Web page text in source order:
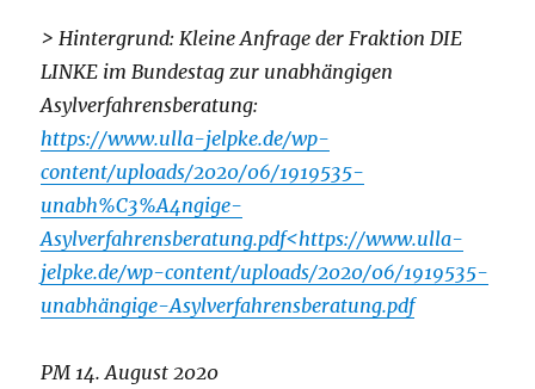
> Hintergrund: Kleine Anfrage der Fraktion DIE
LINKE im Bundestag zur unabhängigen
Asylverfahrensberatung:
https://www.ulla-jelpke.de/wp-
content/uploads/2020/06/1919535-
unabh%C3%A4ngige-
Asylverfahrensberatung.pdf<https://www.ulla-
jelpke.de/wp-content/uploads/2020/06/1919535-
unabhängige-Asylverfahrensberatung.pdf
PM 14. August 2020